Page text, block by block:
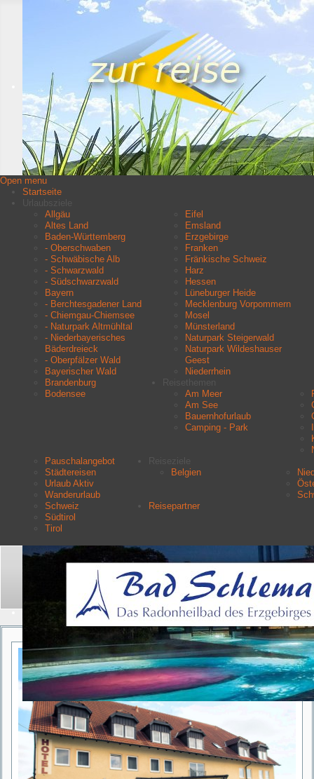
Open menu
Startseite
Allgäu
Altes Land
Baden-Württemberg
- Oberschwaben
- Schwäbische Alb
- Schwarzwald
- Südschwarzwald
Bayern
- Berchtesgadener Land
- Chiemgau-Chiemsee
- Naturpark Altmühltal
- Niederbayerisches
Bäderdreieck
- Oberpfälzer Wald
Bayerischer Wald
Brandenburg
Bodensee
Eifel
Emsland
Erzgebirge
Franken
Fränkische Schweiz
Harz
Hessen
Lüneburger Heide
Mecklenburg Vorpommern
Mosel
Münsterland
Naturpark Steigerwald
Naturpark Wildeshauser
Geest
Niederrhein
Am Meer
Am See
Bauernhofurlaub
Camping - Park
Pauschalangebot
Städtereisen
Urlaub Aktiv
Wanderurlaub
Belgien
Schweiz
Südtirol
Tirol
Reisepartner
Aktuelle Seite:Startseite Urlaubsziele Thüringen
Suchen